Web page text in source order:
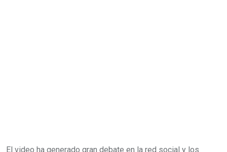
El video ha generado gran debate en la red social y los